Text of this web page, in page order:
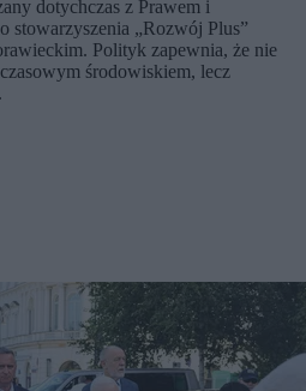
dotychczas z Prawem i
stowarzyszenia „Rozwój Plus”
Polityk zapewnia, że nie
środowiskiem, lecz